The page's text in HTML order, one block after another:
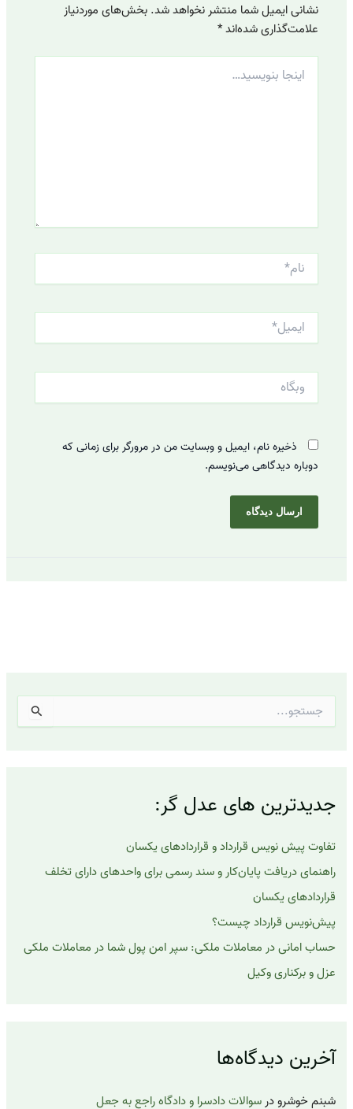
نشانی ایمیل شما منتشر نخواهد شد. بخش‌های موردنیاز
علامت‌گذاری شده‌اند*
اینجا
بنویسید…
نام*
ایمیل*
وبگاه
ذخیره نام، ایمیل و وبسایت من در مرورگر برای زمانی که
دوباره دیدگاهی می‌نویسم.
س
ر
:
جدیدترین های عدل گر:
تفاوت پیش نویس قرارداد و قراردادهای یکسان
راهنمای دریافت پایان‌کار و سند رسمی برای واحدهای دارای تخلف
قراردادهای یکسان
پیش‌نویس قرارداد چیست؟
حساب امانی در معاملات ملکی: سپر امن پول شما در معاملات ملکی
عزل و برکناری وکیل
آخرین دیدگاه‌ها
شبنم خوشرودرسوالات دادسرا و دادگاه راجع به جعل